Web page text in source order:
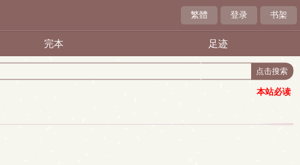
繁體 登录 书架
完本 足迹
本站必读